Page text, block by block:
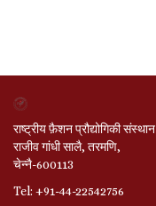
राष्ट्रीय फ़ैशन प्रौद्योगिकी संस्थान
राजीव गांधी सालै, तरमणि,
चेन्नै-600113
Tel: +91-44-22542756